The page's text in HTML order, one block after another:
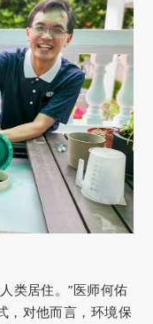
类居住。”医师何佑
，对他而言，环境保